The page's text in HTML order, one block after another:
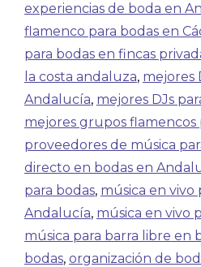
experiencias de boda en
flamenco para bodas en
para bodas en fincas
la costa andaluza, mejores
Andalucía, mejores DJs
mejores grupos flamencos
proveedores de música
directo en bodas en
para bodas, música en vivo
Andalucía, música en vivo
música para barra libre en
bodas, organización de